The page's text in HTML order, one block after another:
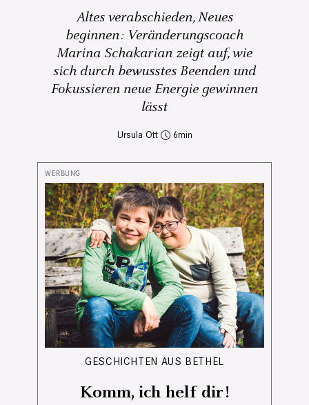
Altes verabschieden, Neues
beginnen: Veränderungscoach
Marina Schakarian zeigt auf, wie
sich durch bewusstes Beenden und
Fokussieren neue Energie gewinnen
lässt
Ursula Ott 6
GESCHICHTEN AUS BETHEL
Komm, ich helf dir!